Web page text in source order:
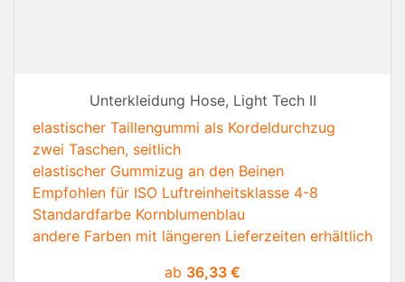
Unterkleidung Hose, Light Tech II
elastischer Taillengummi als Kordeldurchzug
zwei Taschen, seitlich
elastischer Gummizug an den Beinen
Empfohlen für ISO Luftreinheitsklasse 4-8
Standardfarbe Kornblumenblau
andere Farben mit längeren Lieferzeiten erhältlich
ab Preis
36,33 €